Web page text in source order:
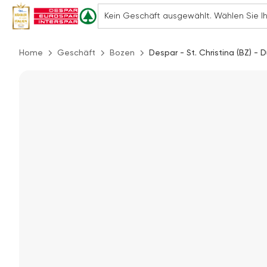
Home Geschäft Bozen Despar - St. Christina (BZ) -